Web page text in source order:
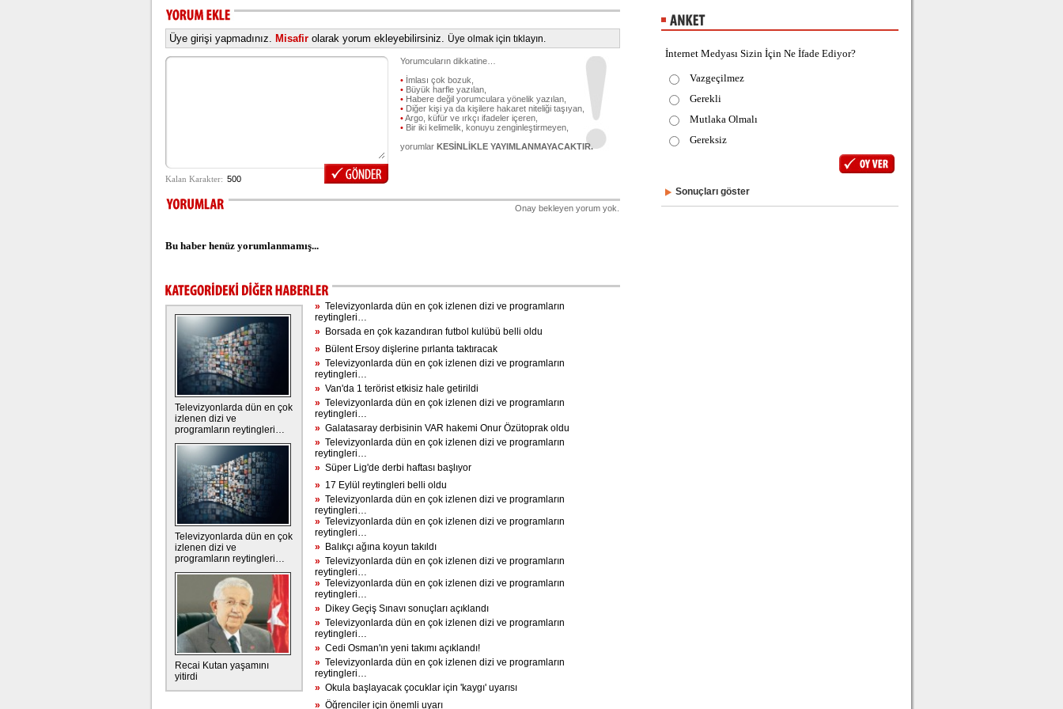
Üye girişi yapmadınız. Misafir olarak yorum ekleyebilirsiniz. Üye olmak için tıklayın.
Yorumcuların dikkatine…
• İmlası çok bozuk,
• Büyük harfle yazılan,
• Habere değil yorumculara yönelik yazılan,
• Diğer kişi ya da kişilere hakaret niteliği taşıyan,
•Argo, küfür ve ırkçı ifadeler içeren,
• Bir iki kelimelik, konuyu zenginleştirmeyen,
yorumlar KESİNLİKLE YAYIMLANMAYACAKTIR.
Onay bekleyen yorum yok.
Bu haber henüz yorumlanmamış...
Televizyonlarda dün en çok
izlenen dizi ve
programların reytingleri…
Televizyonlarda dün en çok
izlenen dizi ve
programların reytingleri…
Recai Kutan yaşamını
yitirdi
» Televizyonlarda dün en çok izlenen dizi ve programların
reytingleri…
» Borsada en çok kazandıran futbol kulübü belli oldu
» Bülent Ersoy dişlerine pırlanta taktıracak
» Televizyonlarda dün en çok izlenen dizi ve programların
reytingleri…
» Van'da 1 terörist etkisiz hale getirildi
» Televizyonlarda dün en çok izlenen dizi ve programların
reytingleri…
» Galatasaray derbisinin VAR hakemi Onur Özütoprak oldu
» Televizyonlarda dün en çok izlenen dizi ve programların
reytingleri…
» Süper Lig'de derbi haftası başlıyor
» 17 Eylül reytingleri belli oldu
» Televizyonlarda dün en çok izlenen dizi ve programların
reytingleri…
» Televizyonlarda dün en çok izlenen dizi ve programların
reytingleri…
» Balıkçı ağına koyun takıldı
» Televizyonlarda dün en çok izlenen dizi ve programların
reytingleri…
» Televizyonlarda dün en çok izlenen dizi ve programların
reytingleri…
» Dikey Geçiş Sınavı sonuçları açıklandı
» Televizyonlarda dün en çok izlenen dizi ve programların
reytingleri…
» Cedi Osman'ın yeni takımı açıklandı!
» Televizyonlarda dün en çok izlenen dizi ve programların
reytingleri…
» Okula başlayacak çocuklar için 'kaygı' uyarısı
» Öğrenciler için önemli uyarı
İnternet Medyası Sizin İçin Ne İfade Ediyor?
Vazgeçilmez
Gerekli
Mutlaka Olmalı
Gereksiz
Sonuçları göster